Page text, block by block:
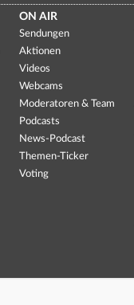
ON AIR
Sendungen
Aktionen
Videos
Webcams
Moderatoren & Team
Podcasts
News-Podcast
Themen-Ticker
Voting